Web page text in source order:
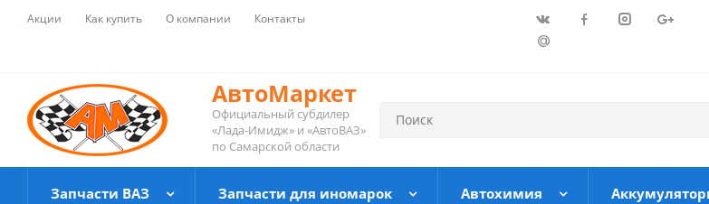
Акции Как купить О компании Контакты
АвтоМаркет
Официальный субдилер
«Лада-Имидж» и «АвтоВАЗ»
по Самарской области
Запчасти ВАЗ Запчасти для иномарок Автохимия